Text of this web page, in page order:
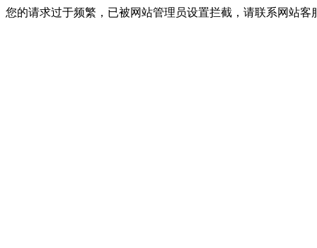
您的请求过于频繁，已被网站管理员设置拦截，请联系网站客